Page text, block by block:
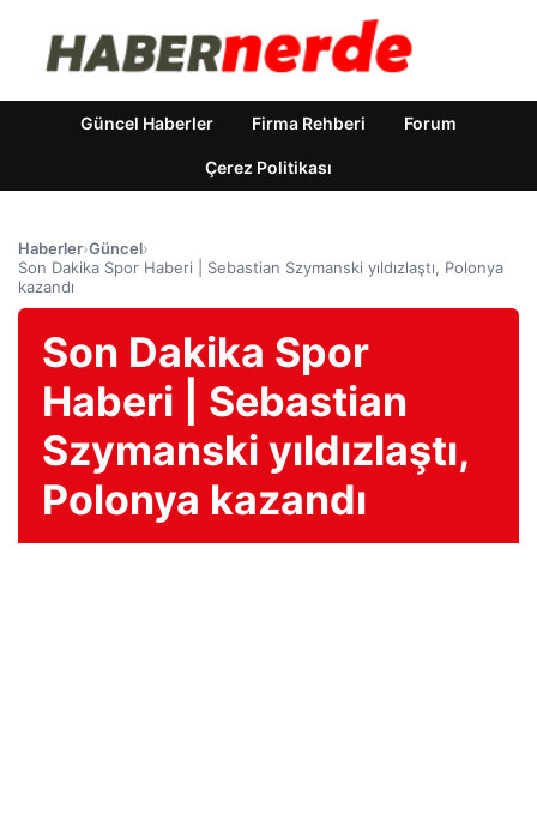
Güncel Haberler Firma Rehberi Forum
Çerez Politikası
Haberler›Güncel›
Son Dakika Spor Haberi | Sebastian Szymanski yıldızlaştı, Polonya
kazandı
Son Dakika Spor
Haberi | Sebastian
Szymanski yıldızlaştı,
Polonya kazandı